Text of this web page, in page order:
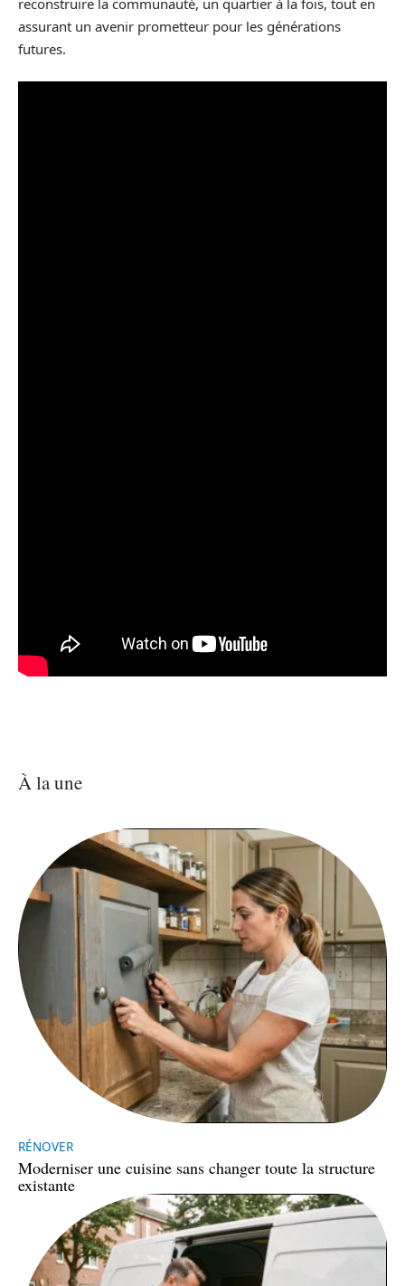
reconstruire la communauté, un quartier à la fois, tout en
assurant un avenir prometteur pour les générations
futures.
À la une
RÉNOVER
Moderniser une cuisine sans changer toute la structure
existante